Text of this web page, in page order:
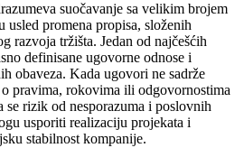
suočavanje sa velikim brojem
usled promena propisa, složenih
razvoja tržišta. Jedan od najčešćih
definisane ugovorne odnose i
obaveza. Kada ugovori ne sadrže
pravima, rokovima ili odgovornostima
se rizik od nesporazuma i poslovnih
usporiti realizaciju projekata i
stabilnost kompanije.